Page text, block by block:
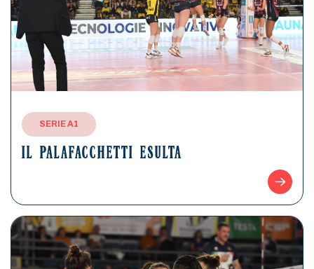
SERIE A1
IL PALAFACCHETTI ESULTA